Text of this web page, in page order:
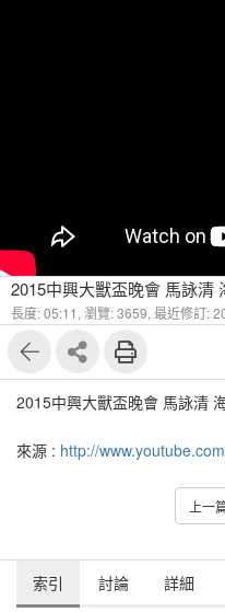
2015中興大獸盃晚會 馬詠清
長度: 05:11, 瀏覽: 3659, 最近修訂:
2015中興大獸盃晚會 馬詠清
來源 : http://
上一
索引 討論 詳細